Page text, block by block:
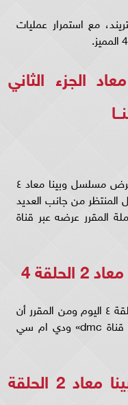
معاد 4 كاملة التريند، مع استمرار عمليات
الجزء الثاني
وترقب عشاق الدراما المصرية موعد عرض مسلسل وبينا معاد ٤
المنتظر من جانب العديد
مسلسل وبينا معاد ٤ كاملة المقرر عرضه عبر قناة
4
ينطلق عرض مسلسل وبينا معاد ٢ الحلقة ٤ اليوم ومن المقرر أن
يذاع مسلسل وبينا معاد الحلقة ٤ عبر قناة dmc» ودي ام سي
مواعيد عرض مسلسل وبينا معاد 2 الحلقة